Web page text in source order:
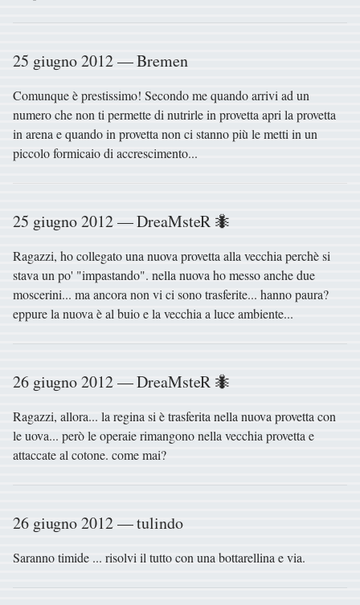
25 giugno 2012 — Bremen
Comunque è prestissimo! Secondo me quando arrivi ad un
numero che non ti permette di nutrirle in provetta apri la provetta
in arena e quando in provetta non ci stanno più le metti in un
piccolo formicaio di accrescimento...
25 giugno 2012 — DreaMsteR 🐜
Ragazzi, ho collegato una nuova provetta alla vecchia perchè si
stava un po' "impastando". nella nuova ho messo anche due
moscerini... ma ancora non vi ci sono trasferite... hanno paura?
eppure la nuova è al buio e la vecchia a luce ambiente...
26 giugno 2012 — DreaMsteR 🐜
Ragazzi, allora... la regina si è trasferita nella nuova provetta con
le uova... però le operaie rimangono nella vecchia provetta e
attaccate al cotone. come mai?
26 giugno 2012 — tulindo
Saranno timide ... risolvi il tutto con una bottarellina e via.